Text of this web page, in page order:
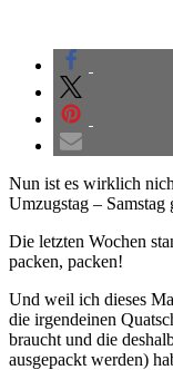
Nun ist es wirklich
Umzugstag – Samstag
Die letzten Wochen
packen, packen!
Und weil ich dieses
die irgendeinen
braucht und die
ausgepackt werden)